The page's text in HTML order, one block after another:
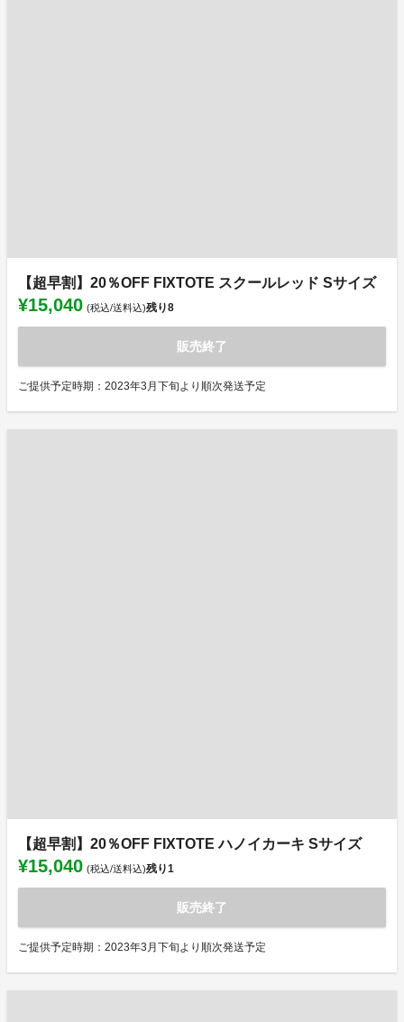
【超早割】20％OFF FIXTOTE スクールレッド Sサイズ
¥15,040 (税込/送料込)残り8
販売終了
ご提供予定時期：2023年3月下旬より順次発送予定
【超早割】20％OFF FIXTOTE ハノイカーキ Sサイズ
¥15,040 (税込/送料込)残り1
販売終了
ご提供予定時期：2023年3月下旬より順次発送予定